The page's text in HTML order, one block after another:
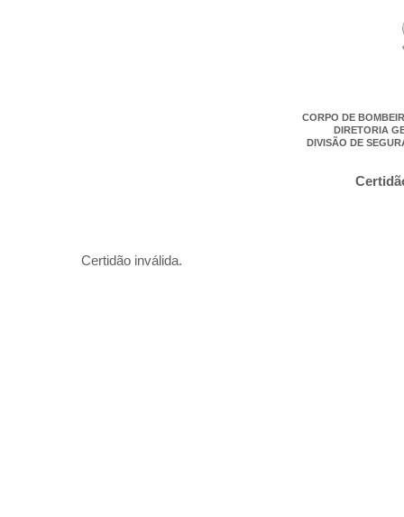
CORPO DE
DIRETORIA
DIVISÃO DE
Certidão inválida.